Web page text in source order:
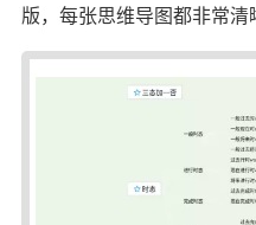
版，每张思维导图都非常清